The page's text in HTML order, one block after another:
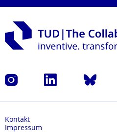
Instagram LinkedIn Bluesky
Kontakt
Impressum